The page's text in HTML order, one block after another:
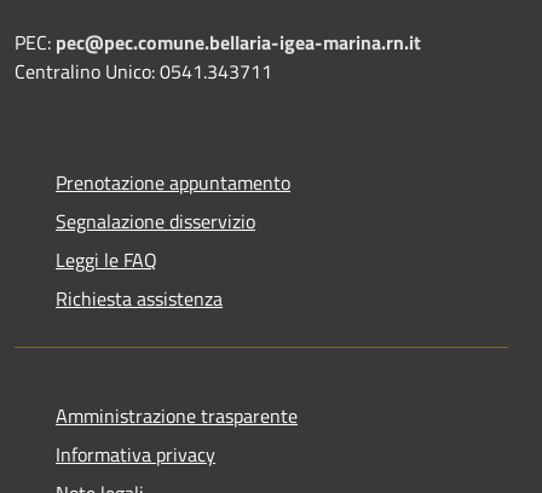
PEC: pec@pec.comune.bellaria-igea-marina.rn.it
Centralino Unico: 0541.343711
Prenotazione appuntamento
Segnalazione disservizio
Leggi le FAQ
Richiesta assistenza
Amministrazione trasparente
Informativa privacy